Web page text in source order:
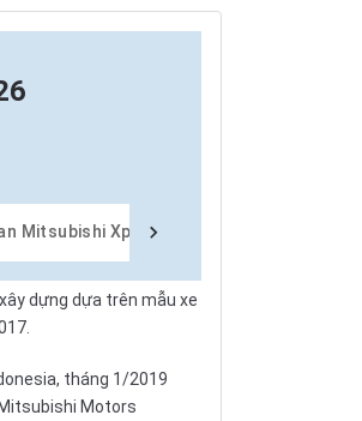
Mitsubishi Xpander
dựng dựa trên mẫu xe
tháng 1/2019
Motors